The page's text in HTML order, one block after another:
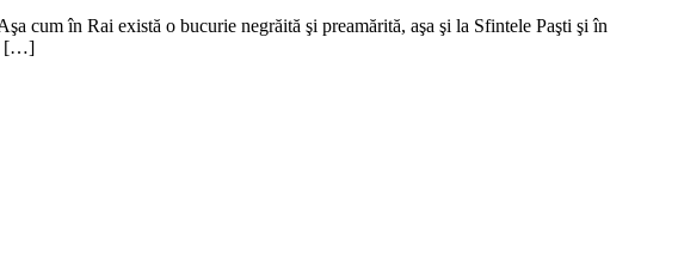
cum în Rai există o bucurie negrăită şi preamărită, aşa şi la Sfintele Paşti şi în
[…]